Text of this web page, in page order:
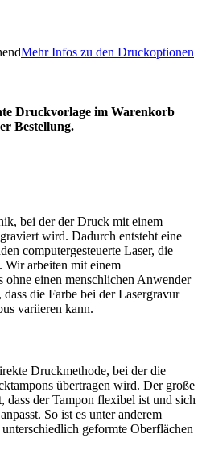
Mehr Infos zu den Druckoptionen
Druckvorlage im Warenkorb
Bestellung.
bei der der Druck mit einem
wird. Dadurch entsteht eine
computergesteuerte Laser, die
Wir arbeiten mit einem
ohne einen menschlichen Anwender
die Farbe bei der Lasergravur
variieren kann.
Druckmethode, bei der die
übertragen wird. Der große
dass der Tampon flexibel ist und sich
So ist es unter anderem
geformte Oberflächen